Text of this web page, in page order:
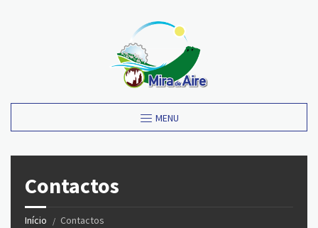
MENU
Contactos
Início Contactos